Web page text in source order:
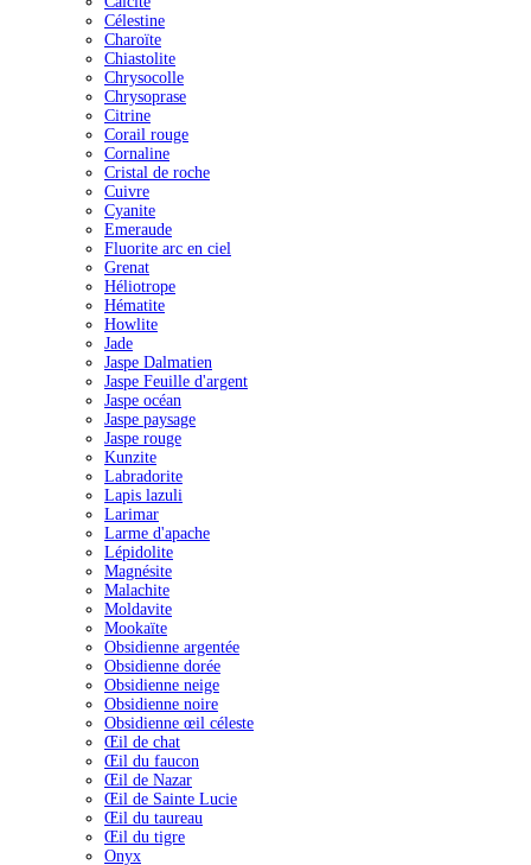
Célestine
Charoïte
Chiastolite
Chrysocolle
Chrysoprase
Citrine
Corail rouge
Cornaline
Cristal de roche
Cuivre
Cyanite
Emeraude
Fluorite arc en ciel
Grenat
Héliotrope
Hématite
Howlite
Jade
Jaspe Dalmatien
Jaspe Feuille d'argent
Jaspe océan
Jaspe paysage
Jaspe rouge
Kunzite
Labradorite
Lapis lazuli
Larimar
Larme d'apache
Lépidolite
Magnésite
Malachite
Moldavite
Mookaïte
Obsidienne argentée
Obsidienne dorée
Obsidienne neige
Obsidienne noire
Obsidienne œil céleste
Œil de chat
Œil du faucon
Œil de Nazar
Œil de Sainte Lucie
Œil du taureau
Œil du tigre
Onyx